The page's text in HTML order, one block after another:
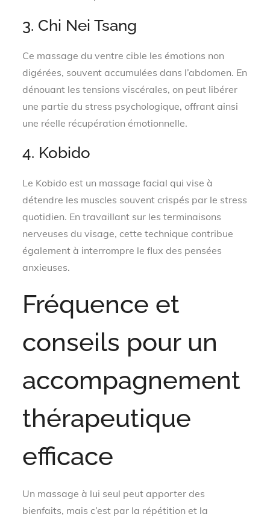
3. Chi Nei Tsang
Ce massage du ventre cible les émotions non
digérées, souvent accumulées dans l’abdomen. En
dénouant les tensions viscérales, on peut libérer
une partie du stress psychologique, offrant ainsi
une réelle récupération émotionnelle.
4. Kobido
Le Kobido est un massage facial qui vise à
détendre les muscles souvent crispés par le stress
quotidien. En travaillant sur les terminaisons
nerveuses du visage, cette technique contribue
également à interrompre le flux des pensées
anxieuses.
Fréquence et
conseils pour un
accompagnement
thérapeutique
efficace
Un massage à lui seul peut apporter des
bienfaits, mais c’est par la répétition et la